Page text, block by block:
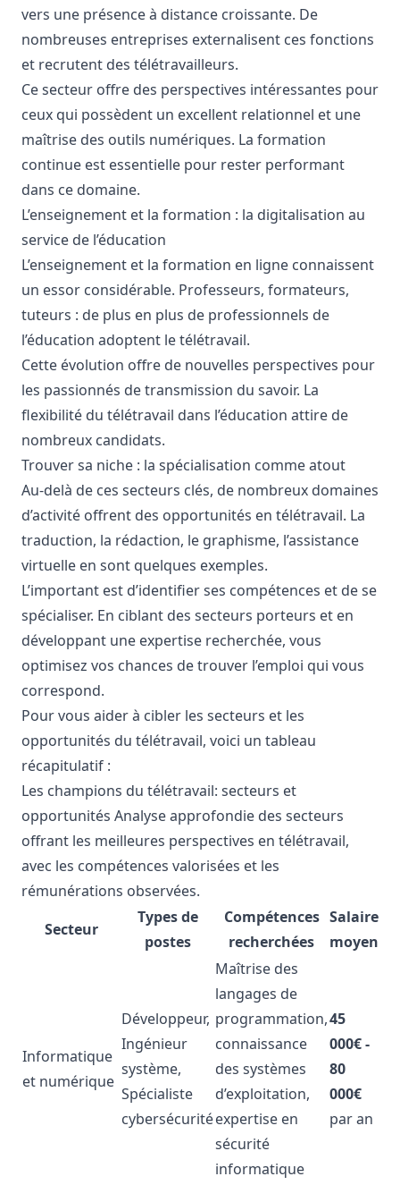
vers une présence à distance croissante. De
nombreuses entreprises externalisent ces fonctions
et recrutent des télétravailleurs.
Ce secteur offre des perspectives intéressantes pour
ceux qui possèdent un excellent relationnel et une
maîtrise des outils numériques. La formation
continue est essentielle pour rester performant
dans ce domaine.
L’enseignement et la formation : la digitalisation au
service de l’éducation
L’enseignement et la formation en ligne connaissent
un essor considérable. Professeurs, formateurs,
tuteurs : de plus en plus de professionnels de
l’éducation adoptent le télétravail.
Cette évolution offre de nouvelles perspectives pour
les passionnés de transmission du savoir. La
flexibilité du télétravail dans l’éducation attire de
nombreux candidats.
Trouver sa niche : la spécialisation comme atout
Au-delà de ces secteurs clés, de nombreux domaines
d’activité offrent des opportunités en télétravail. La
traduction, la rédaction, le graphisme, l’assistance
virtuelle en sont quelques exemples.
L’important est d’identifier ses compétences et de se
spécialiser. En ciblant des secteurs porteurs et en
développant une expertise recherchée, vous
optimisez vos chances de trouver l’emploi qui vous
correspond.
Pour vous aider à cibler les secteurs et les
opportunités du télétravail, voici un tableau
récapitulatif :
Les champions du télétravail: secteurs et
opportunités Analyse approfondie des secteurs
offrant les meilleures perspectives en télétravail,
avec les compétences valorisées et les
rémunérations observées.
Secteur
Types de
postes
Compétences
recherchées
Salaire
moyen
Informatique
et numérique
Développeur,
Ingénieur
système,
Spécialiste
cybersécurité
Maîtrise des
langages de
programmation,
connaissance
des systèmes
d’exploitation,
expertise en
sécurité
informatique
45
000€ -
80
000€
par an